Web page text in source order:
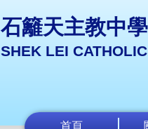
石籬天主教中學
SHEK LEI
首頁